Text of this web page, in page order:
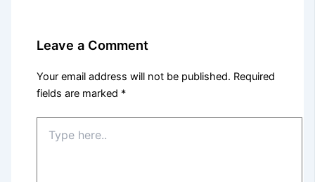
Leave a Comment
Your email address will not be published. Required
fields are marked *
here..